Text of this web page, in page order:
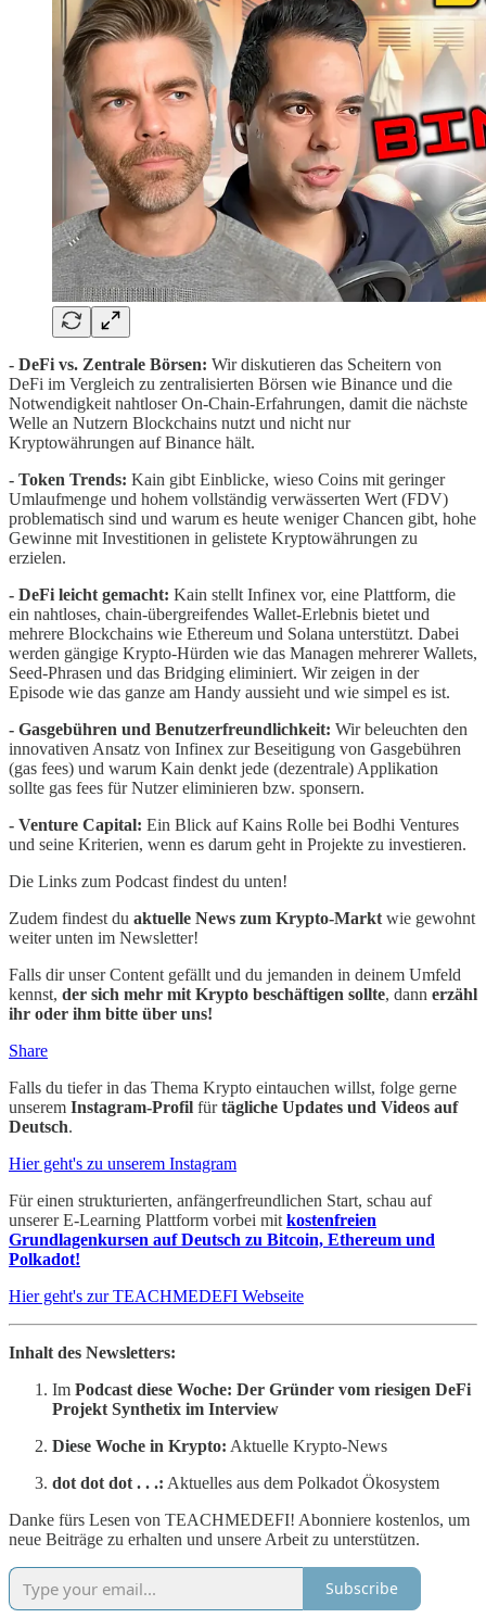
- DeFi vs. Zentrale Börsen: Wir diskutieren das Scheitern von
DeFi im Vergleich zu zentralisierten Börsen wie Binance und die
Notwendigkeit nahtloser On-Chain-Erfahrungen, damit die nächste
Welle an Nutzern Blockchains nutzt und nicht nur
Kryptowährungen auf Binance hält.
- Token Trends: Kain gibt Einblicke, wieso Coins mit geringer
Umlaufmenge und hohem vollständig verwässerten Wert (FDV)
problematisch sind und warum es heute weniger Chancen gibt, hohe
Gewinne mit Investitionen in gelistete Kryptowährungen zu
erzielen.
- DeFi leicht gemacht: Kain stellt Infinex vor, eine Plattform, die
ein nahtloses, chain-übergreifendes Wallet-Erlebnis bietet und
mehrere Blockchains wie Ethereum und Solana unterstützt. Dabei
werden gängige Krypto-Hürden wie das Managen mehrerer Wallets,
Seed-Phrasen und das Bridging eliminiert. Wir zeigen in der
Episode wie das ganze am Handy aussieht und wie simpel es ist.
- Gasgebühren und Benutzerfreundlichkeit: Wir beleuchten den
innovativen Ansatz von Infinex zur Beseitigung von Gasgebühren
(gas fees) und warum Kain denkt jede (dezentrale) Applikation
sollte gas fees für Nutzer eliminieren bzw. sponsern.
- Venture Capital: Ein Blick auf Kains Rolle bei Bodhi Ventures
und seine Kriterien, wenn es darum geht in Projekte zu investieren.
Die Links zum Podcast findest du unten!
Zudem findest du aktuelle News zum Krypto-Markt wie gewohnt
weiter unten im Newsletter!
Falls dir unser Content gefällt und du jemanden in deinem Umfeld
kennst, der sich mehr mit Krypto beschäftigen sollte, dann erzähl
ihr oder ihm bitte über uns!
Share
Falls du tiefer in das Thema Krypto eintauchen willst, folge gerne
unserem Instagram-Profil fürtägliche Updates und Videos auf
Deutsch.
Hier geht's zu unserem Instagram
Für einen strukturierten, anfängerfreundlichen Start, schau auf
unserer E-Learning Plattform vorbei mit kostenfreien
Grundlagenkursen auf Deutsch zu Bitcoin, Ethereum und
Polkadot!
Hier geht's zur TEACHMEDEFI Webseite
Inhalt des Newsletters:
Im Podcast diese Woche: Der Gründer vom riesigen DeFi
Projekt Synthetix im Interview
Diese Woche in Krypto: Aktuelle Krypto-News
dot dot dot . . .: Aktuelles aus dem Polkadot Ökosystem
Danke fürs Lesen von TEACHMEDEFI! Abonniere kostenlos, um
neue Beiträge zu erhalten und unsere Arbeit zu unterstützen.
Subscribe